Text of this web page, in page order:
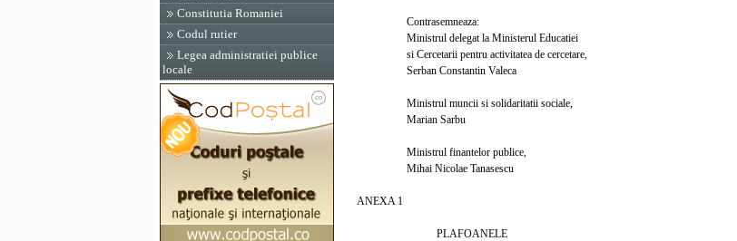
Constitutia Romaniei
Codul rutier
Legea administratiei publice
locale
Contrasemneaza:
Ministrul delegat la Ministerul Educatiei
si Cercetarii pentru activitatea de cercetare,
Serban Constantin Valeca
Ministrul muncii si solidaritatii sociale,
Marian Sarbu
Ministrul finantelor publice,
Mihai Nicolae Tanasescu
ANEXA 1
PLAFOANELE